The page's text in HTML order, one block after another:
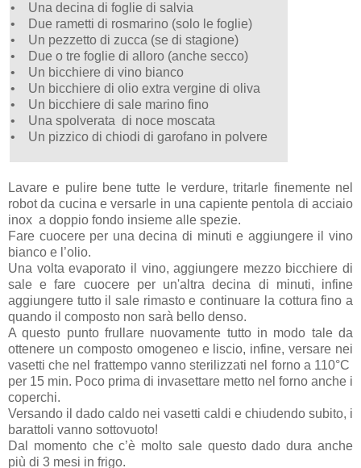
• Una decina di foglie di salvia
• Due rametti di rosmarino (solo le foglie)
• Un pezzetto di zucca (se di stagione)
• Due o tre foglie di alloro (anche secco)
• Un bicchiere di vino bianco
• Un bicchiere di olio extra vergine di oliva
• Un bicchiere di sale marino fino
• Una spolverata di noce moscata
• Un pizzico di chiodi di garofano in polvere
Lavare e pulire bene tutte le verdure, tritarle finemente nel
robot da cucina e versarle in una capiente pentola di acciaio
inox a doppio fondo insieme alle spezie.
Fare cuocere per una decina di minuti e aggiungere il vino
bianco e l’olio.
Una volta evaporato il vino, aggiungere mezzo bicchiere di
sale e fare cuocere per un'altra decina di minuti, infine
aggiungere tutto il sale rimasto e continuare la cottura fino a
quando il composto non sarà bello denso.
A questo punto frullare nuovamente tutto in modo tale da
ottenere un composto omogeneo e liscio, infine, versare nei
vasetti che nel frattempo vanno sterilizzati nel forno a 110°C
per 15 min. Poco prima di invasettare metto nel forno anche i
coperchi.
Versando il dado caldo nei vasetti caldi e chiudendo subito, i
barattoli vanno sottovuoto!
Dal momento che c’è molto sale questo dado dura anche
più di 3 mesi in frigo.